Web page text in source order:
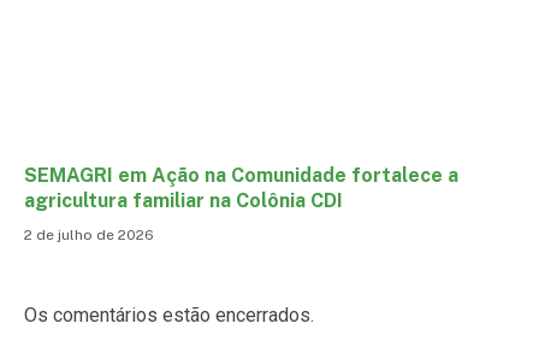
SEMAGRI em Ação na Comunidade fortalece a
agricultura familiar na Colônia CDI
2 de julho de 2026
Os comentários estão encerrados.